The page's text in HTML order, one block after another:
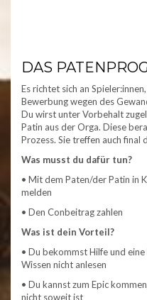
DAS
Es richtet sich an
Bewerbung wegen des
Du wirst unter Vorbehalt
Patin aus der Orga. Diese
Prozess. Sie treffen auch final
Was musst du dafür tun?
• Mit dem Paten/der Patin in
melden
• Den Conbeitrag zahlen
Was ist dein Vorteil?
• Du bekommst Hilfe und
Wissen nicht anlesen
• Du kannst zum Epic
nicht soweit ist